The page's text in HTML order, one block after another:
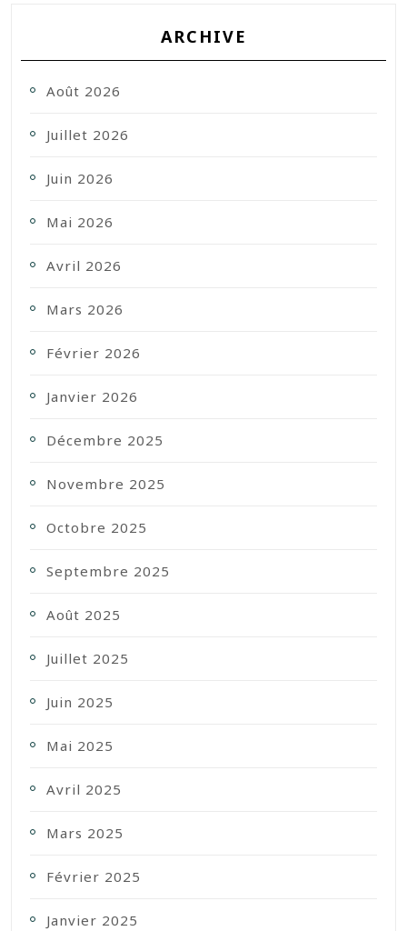
ARCHIVE
Août 2026
Juillet 2026
Juin 2026
Mai 2026
Avril 2026
Mars 2026
Février 2026
Janvier 2026
Décembre 2025
Novembre 2025
Octobre 2025
Septembre 2025
Août 2025
Juillet 2025
Juin 2025
Mai 2025
Avril 2025
Mars 2025
Février 2025
Janvier 2025